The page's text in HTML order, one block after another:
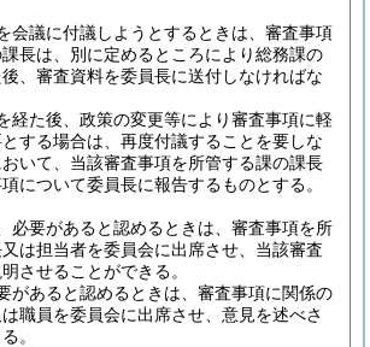
会議に付議しようとするときは、審査事項
長は、別に定めるところにより総務課の
、審査資料を委員長に送付しなければな
経た後、政策の変更等により審査事項に軽
する場合は、再度付議することを要しな
いて、当該審査事項を所管する課の課長
について委員長に報告するものとする。
必要があると認めるときは、審査事項を所
は担当者を委員会に出席させ、当該審査
させることができる。
があると認めるときは、審査事項に関係の
職員を委員会に出席させ、意見を述べさ
。